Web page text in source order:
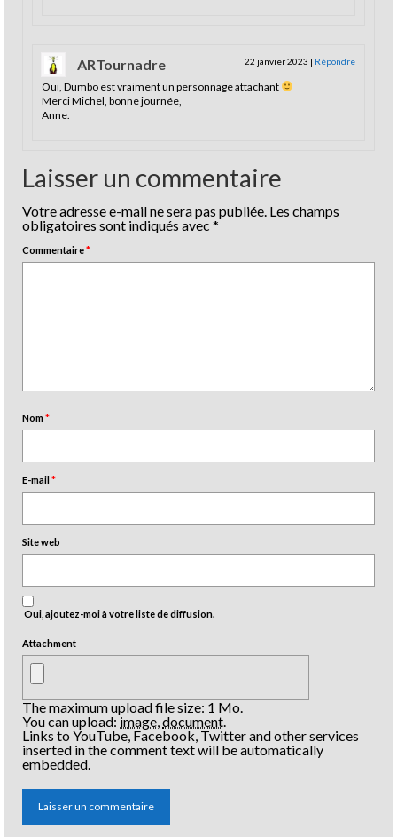
ARTournadre 22 janvier 2023 | Répondre
Oui, Dumbo est vraiment un personnage attachant
Merci Michel, bonne journée,
Anne.
Laisser un commentaire
Votre adresse e-mail ne sera pas publiée. Les champs
obligatoires sont indiqués avec *
Commentaire*
Nom*
E-mail *
Site web
Oui, ajoutez-moi à votre liste de diffusion.
Attachment
The maximum upload file size: 1 Mo.
You can upload: image,document.
Links to YouTube, Facebook, Twitter and other services
inserted in the comment text will be automatically
embedded.